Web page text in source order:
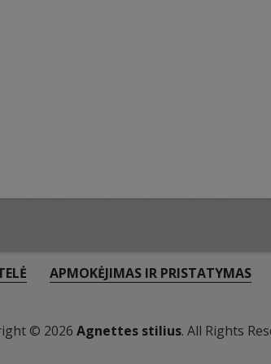
APMOKĖJIMAS IR PRISTATYMAS
© 2026 Agnettes stilius. All Rights